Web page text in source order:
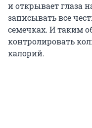
и открывает глаза
записывать все
семечках. И таким
контролировать
калорий.